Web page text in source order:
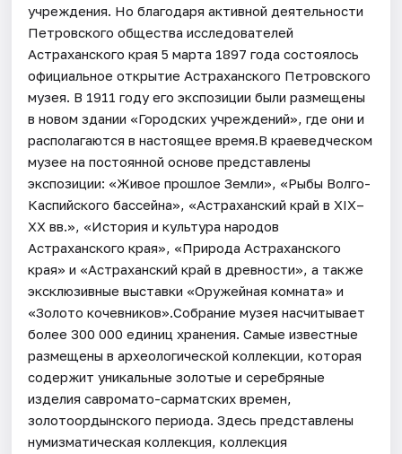
учреждения. Но благодаря активной деятельности
Петровского общества исследователей
Астраханского края 5 марта 1897 года состоялось
официальное открытие Астраханского Петровского
музея. В 1911 году его экспозиции были размещены
в новом здании «Городских учреждений», где они и
располагаются в настоящее время.В краеведческом
музее на постоянной основе представлены
экспозиции: «Живое прошлое Земли», «Рыбы Волго-
Каспийского бассейна», «Астраханский край в XIX–
XX вв.», «История и культура народов
Астраханского края», «Природа Астраханского
края» и «Астраханский край в древности», а также
эксклюзивные выставки «Оружейная комната» и
«Золото кочевников».Собрание музея насчитывает
более 300 000 единиц хранения. Самые известные
размещены в археологической коллекции, которая
содержит уникальные золотые и серебряные
изделия савромато-сарматских времен,
золотоордынского периода. Здесь представлены
нумизматическая коллекция, коллекция